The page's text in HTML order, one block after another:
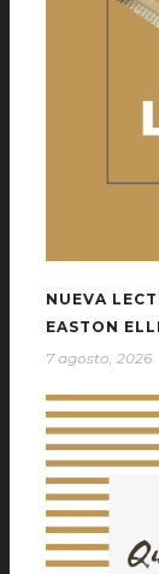
NUEVA
EASTON
7 agosto, 2026